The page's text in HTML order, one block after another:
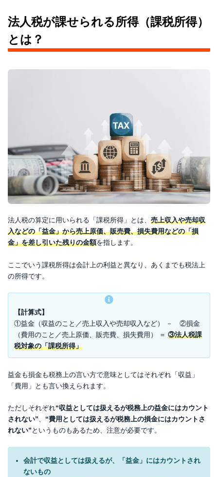
法人税が課せられる所得（課税所得）
とは？
法人税の算定に用いられる「課税所得」とは、 売上収入や売却収
入などの「益金」から売上原価、販売費、損失費用などの「損
金」を差し引いた残りの金額を指します。
ここでいう課税所得は会計上の利益と異なり、あくまでも税法上
の所得です。
【計算式】
①益金（収益のこと／売上収入や売却収入など） － ②損金
（費用のこと／売上原価、販売費、損失費用） ＝ ③法人税課
税対象の「課税所得」
益金も損金も税務上の言い方で意味としてはそれぞれ「収益」
「費用」とも言い換えられます。
ただしそれぞれ“収益としては扱えるが税務上の益金にはカウント
されない”
“費用としては扱えるが税務上の損金にはカウントさ
れない”というものもあるため、注意が必要です。
会計で収益としては扱えるが、「益金」にはカウントされ
ないもの